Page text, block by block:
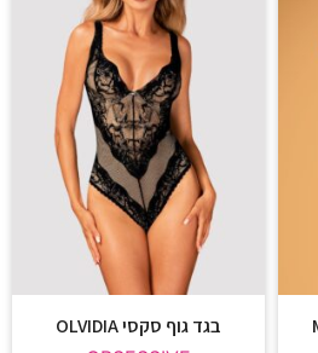
בגד גוף סקסי OLVIDIA